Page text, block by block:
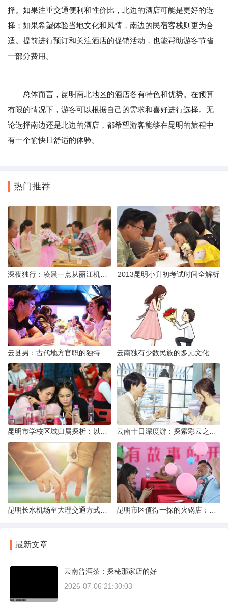
择。如果注重交通便利和性价比，北边的酒店可能是更好的选
择；如果希望体验当地文化和风情，南边的民宿客栈则更为合
适。提前进行预订和关注酒店的促销活动，也能帮助游客节省
一部分费用。
总体而言，昆明南北地区的酒店各有特色和优势。在预算
有限的情况下，游客可以根据自己的需求和喜好进行选择。无
论选择南边还是北边的酒店，都希望游客能够在昆明的旅程中
有一个愉快且舒适的体验。
热门推荐
2013昆明小升初考试时间全解析
最新文章
云南普洱茶：探秘那家店的好
2026-07-06 21:30:03